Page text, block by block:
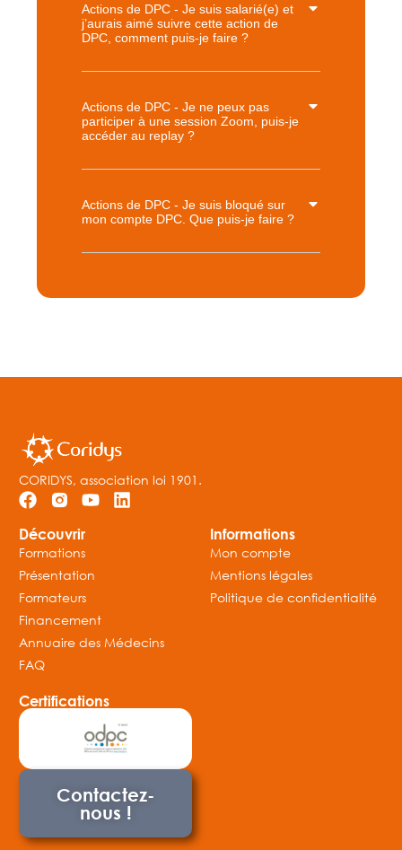
Actions de DPC - Je suis salarié(e) et
j’aurais aimé suivre cette action de
DPC, comment puis-je faire ?
Actions de DPC - Je ne peux pas
participer à une session Zoom, puis-je
accéder au replay ?
Actions de DPC - Je suis bloqué sur
mon compte DPC. Que puis-je faire ?
CORIDYS, association loi 1901.
Découvrir
Formations
Présentation
Formateurs
Financement
Annuaire des Médecins
FAQ
Informations
Mon compte
Mentions légales
Politique de confidentialité
Certifications
Contactez-
nous !